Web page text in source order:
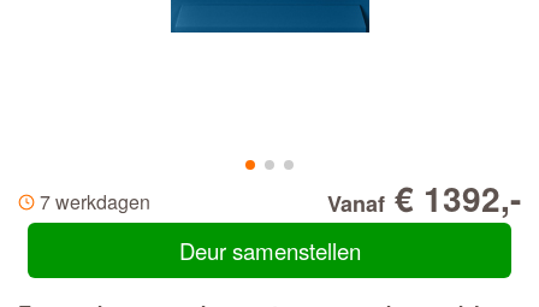
7 werkdagen Vanaf € 1392,-
Deur samenstellen